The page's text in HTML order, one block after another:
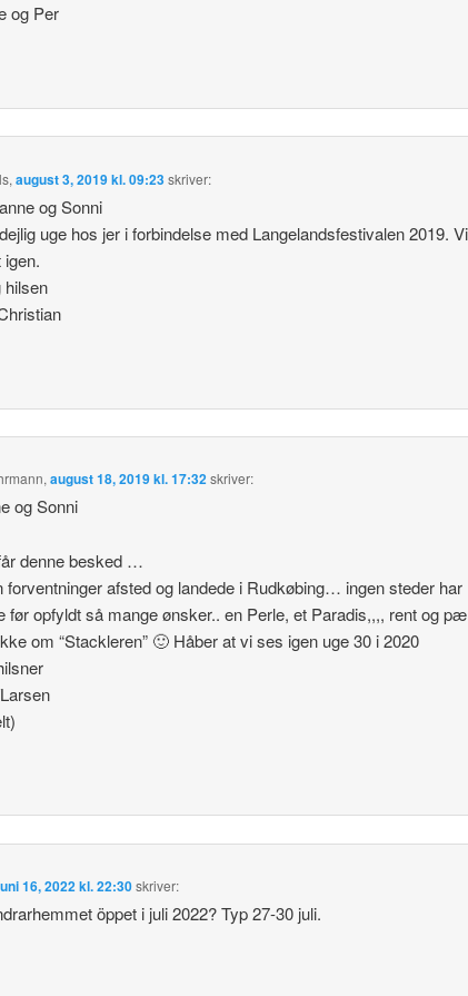
og Per
,august 3, 2019 kl. 09:23skriver:
og Sonni
uge hos jer i forbindelse med Langelandsfestivalen 2019.
hilsen
,august 18, 2019 kl. 17:32skriver:
og Sonni
denne besked …
forventninger afsted og landede i Rudkøbing… ingen steder har
før opfyldt så mange ønsker.. en Perle, et Paradis,,,, rent og
om “Stackleren” 🙂 Håber at vi ses igen uge 30 i 2020
16, 2022 kl. 22:30skriver:
öppet i juli 2022? Typ 27-30 juli.